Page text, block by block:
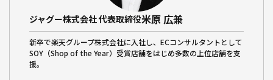
ジャグー株式会社 代表取締役米原 広兼
新卒で楽天グループ株式会社に入社し、ECコンサルタントとして
SOY（Shop of the Year）受賞店舗をはじめ多数の上位店舗を支
援。